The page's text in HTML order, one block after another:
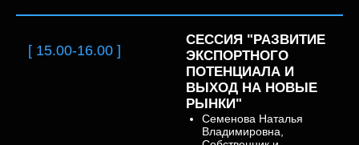
[ 15.00-16.00 ]
СЕССИЯ "РАЗВИТИЕ
ЭКСПОРТНОГО
ПОТЕНЦИАЛА И
ВЫХОД НА НОВЫЕ
РЫНКИ"
Семенова Наталья
Владимировна,